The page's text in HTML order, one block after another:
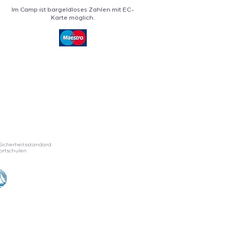
Im Camp ist bargeldloses Zahlen mit EC-
Karte möglich.